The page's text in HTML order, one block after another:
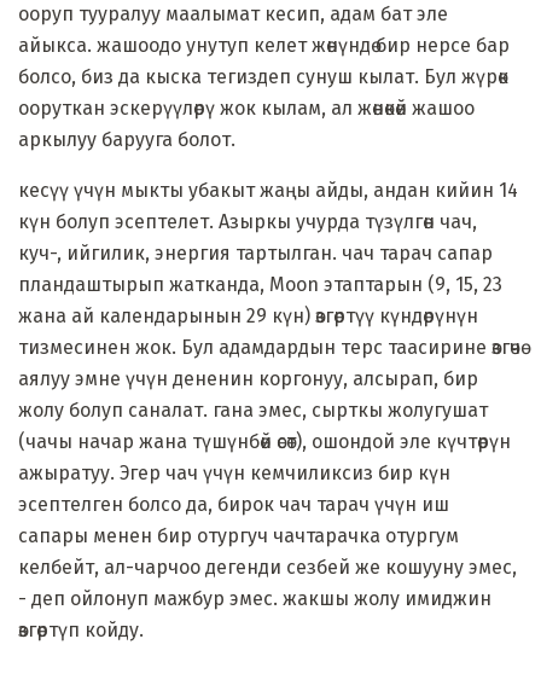
ооруп тууралуу маалымат кесип, адам бат эле
айыкса. жашоодо унутуп келет жөнүндө бир нерсе бар
болсо, биз да кыска тегиздеп сунуш кылат. Бул жүрөк
ооруткан эскерүүлөрү жок кылам, ал жөнөкөй жашоо
аркылуу барууга болот.
кесүү үчүн мыкты убакыт жаңы айды, андан кийин 14
күн болуп эсептелет. Азыркы учурда түзүлгөн чач,
кyч-, ийгилик, энергия тартылган. чач тарач сапар
пландаштырып жатканда, Moon этаптарын (9, 15, 23
жана ай календарынын 29 күн) өзгөртүү күндөрүнүн
тизмесинен жок. Бул адамдардын терс таасирине өзгөчө
аялуу эмне үчүн дененин коргонуу, алсырап, бир
жолу болуп саналат. гана эмес, сырткы жолугушат
(чачы начар жана түшүнбөй өсөт), ошондой эле күчтөрүн
ажыратуу. Эгер чач үчүн кемчиликсиз бир күн
эсептелген болсо да, бирок чач тарач үчүн иш
сапары менен бир отургуч чачтарачка отургум
келбейт, ал-чарчоо дегенди сезбей же кошууну эмес,
- деп ойлонуп мажбур эмес. жакшы жолу имиджин
өзгөртүп койду.